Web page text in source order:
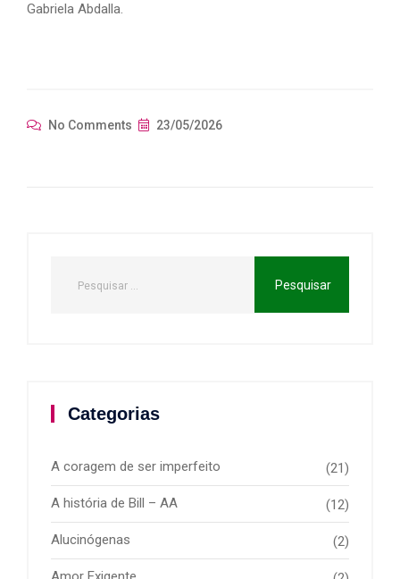
Gabriela Abdalla.
No Comments 23/05/2026
Categorias
A coragem de ser imperfeito (21)
A história de Bill – AA (12)
Alucinógenas (2)